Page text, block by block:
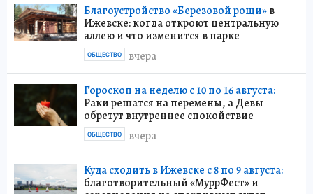
Благоустройство «Березовой рощи»в
Ижевске: когда откроют центральную
аллею и что изменится в парке
вчера
ОБЩЕСТВО
Гороскоп на неделю с 10 по 16 августа:
Раки решатся на перемены, а Девы
обретут внутреннее спокойствие
вчера
ОБЩЕСТВО
Куда сходить в Ижевске с 8 по 9 августа:
благотворительный «МуррФест» и